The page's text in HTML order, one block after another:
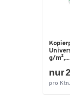
g/m²,...
nur
pro Ktn.